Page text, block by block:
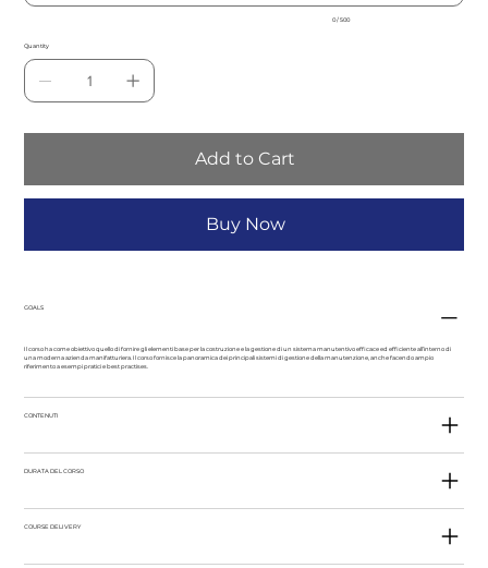
0 / 500
Quantity
Add to Cart
Buy Now
GOALS
Il corso ha come obiettivo quello di fornire gli elementi base per la costruzione e la gestione di un sistema manutentivo efficace ed efficiente all’interno di
una moderna azienda manifatturiera. Il corso fornisce la panoramica dei principali sistemi di gestione della manutenzione, anche facendo ampio
riferimento a esempi pratici e best practises.
CONTENUTI
DURATA DEL CORSO
COURSE DELIVERY